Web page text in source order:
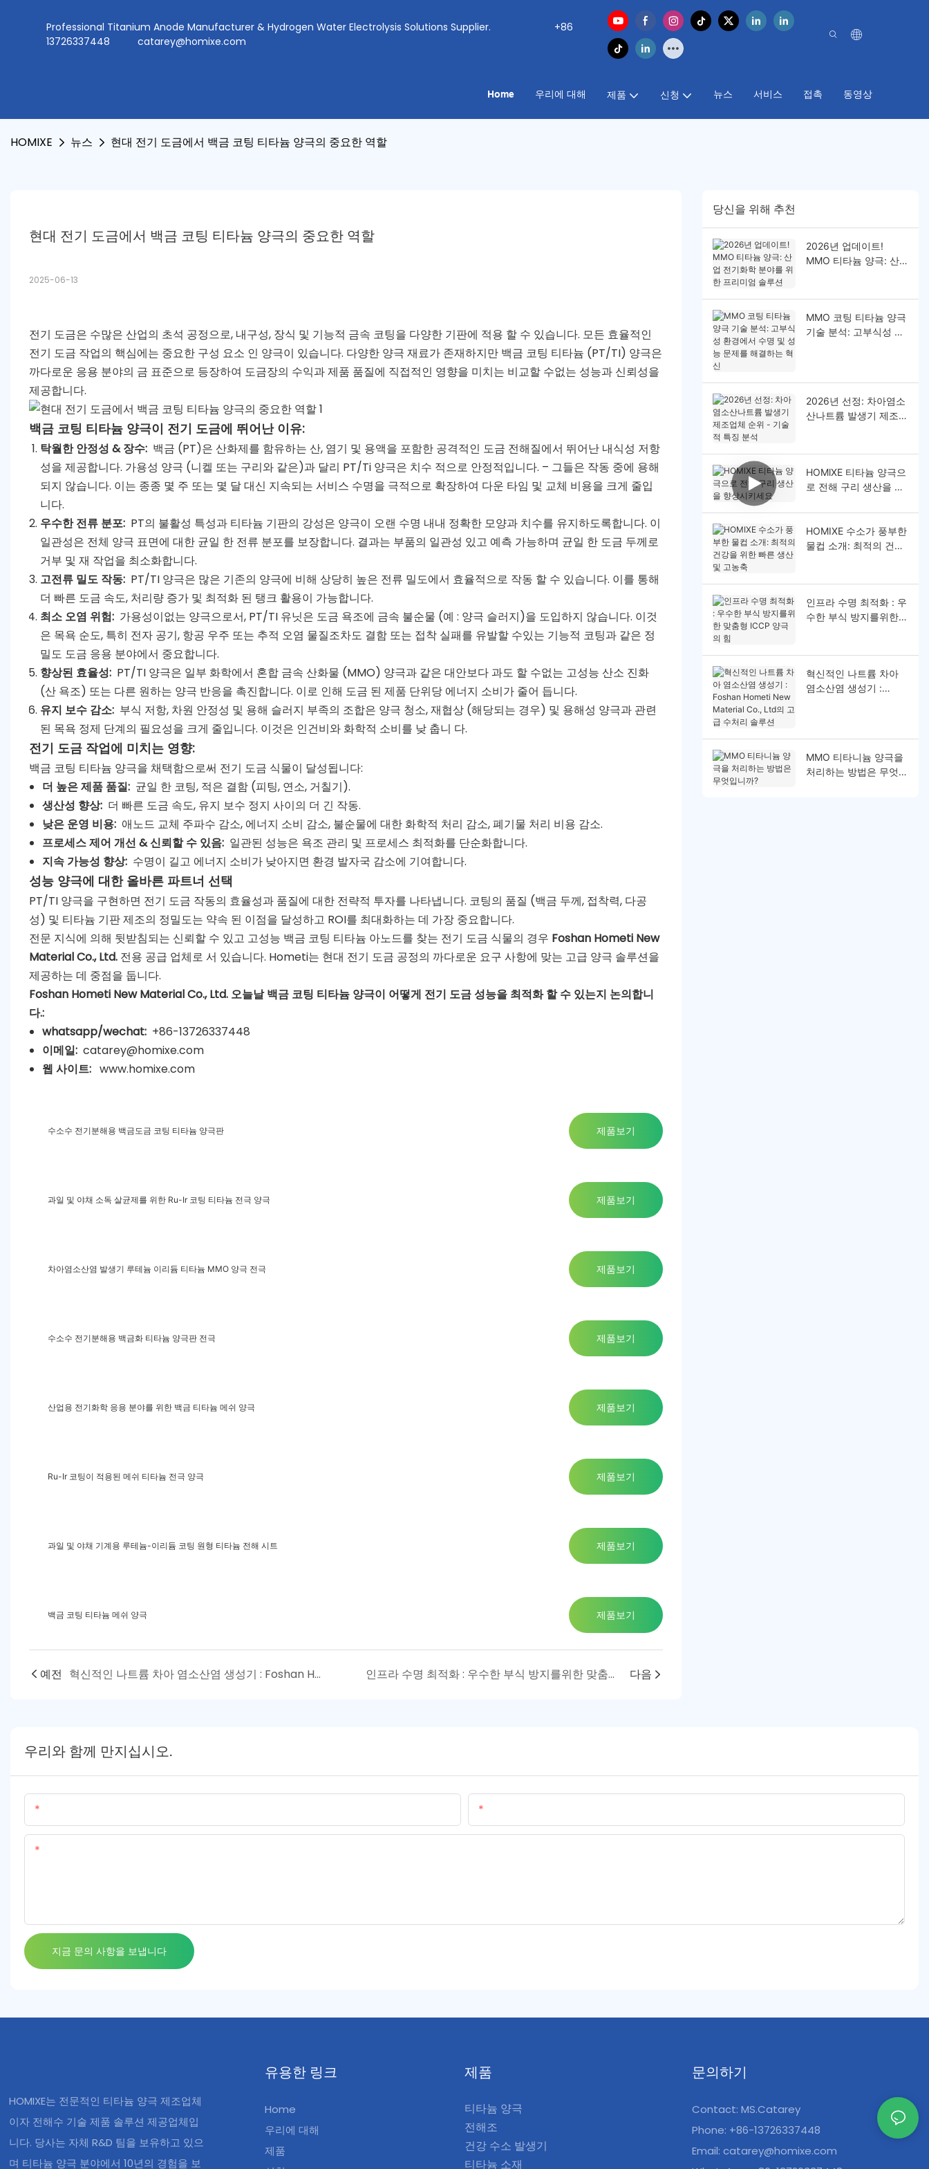
Professional Titanium Anode Manufacturer & Hydrogen Water Electrolysis Solutions Supplier.
+86
13726337448
catarey@homixe.com
Home 우리에 대해 제품 신청 뉴스 서비스 접촉 동영상
HOMIXE 뉴스 현대 전기 도금에서 백금 코팅 티타늄 양극의 중요한 역할
현대 전기 도금에서 백금 코팅 티타늄 양극의 중요한 역할
2025-06-13
전기 도금은 수많은 산업의 초석 공정으로, 내구성, 장식 및 기능적 금속 코팅을 다양한 기판에 적용 할 수 있습니다. 모든 효율적인
전기 도금 작업의 핵심에는 중요한 구성 요소 인 양극이 있습니다. 다양한 양극 재료가 존재하지만 백금 코팅 티타늄 (PT/TI) 양극은
까다로운 응용 분야의 금 표준으로 등장하여 도금장의 수익과 제품 품질에 직접적인 영향을 미치는 비교할 수없는 성능과 신뢰성을
제공합니다.
백금 코팅 티타늄 양극이 전기 도금에 뛰어난 이유:
탁월한 안정성 & 장수: 백금 (PT)은 산화제를 함유하는 산, 염기 및 용액을 포함한 공격적인 도금 전해질에서 뛰어난 내식성 저항
성을 제공합니다. 가용성 양극 (니켈 또는 구리와 같은)과 달리 PT/Ti 양극은 치수 적으로 안정적입니다. – 그들은 작동 중에 용해
되지 않습니다. 이는 종종 몇 주 또는 몇 달 대신 지속되는 서비스 수명을 극적으로 확장하여 다운 타임 및 교체 비용을 크게 줄입
니다.
우수한 전류 분포: PT의 불활성 특성과 티타늄 기판의 강성은 양극이 오랜 수명 내내 정확한 모양과 치수를 유지하도록합니다. 이
일관성은 전체 양극 표면에 대한 균일 한 전류 분포를 보장합니다. 결과는 부품의 일관성 있고 예측 가능하며 균일 한 도금 두께로
거부 및 재 작업을 최소화합니다.
고전류 밀도 작동: PT/TI 양극은 많은 기존의 양극에 비해 상당히 높은 전류 밀도에서 효율적으로 작동 할 수 있습니다. 이를 통해
더 빠른 도금 속도, 처리량 증가 및 최적화 된 탱크 활용이 가능합니다.
최소 오염 위험: 가용성이없는 양극으로서, PT/TI 유닛은 도금 욕조에 금속 불순물 (예 : 양극 슬러지)을 도입하지 않습니다. 이것
은 목욕 순도, 특히 전자 공기, 항공 우주 또는 추적 오염 물질조차도 결함 또는 접착 실패를 유발할 수있는 기능적 코팅과 같은 정
밀도 도금 응용 분야에서 중요합니다.
향상된 효율성: PT/TI 양극은 일부 화학에서 혼합 금속 산화물 (MMO) 양극과 같은 대안보다 과도 할 수없는 고성능 산소 진화
(산 욕조) 또는 다른 원하는 양극 반응을 촉진합니다. 이로 인해 도금 된 제품 단위당 에너지 소비가 줄어 듭니다.
유지 보수 감소: 부식 저항, 차원 안정성 및 용해 슬러지 부족의 조합은 양극 청소, 재협상 (해당되는 경우) 및 용해성 양극과 관련
된 목욕 정제 단계의 필요성을 크게 줄입니다. 이것은 인건비와 화학적 소비를 낮 춥니 다.
전기 도금 작업에 미치는 영향:
백금 코팅 티타늄 양극을 채택함으로써 전기 도금 식물이 달성됩니다:
더 높은 제품 품질: 균일 한 코팅, 적은 결함 (피팅, 연소, 거칠기).
생산성 향상: 더 빠른 도금 속도, 유지 보수 정지 사이의 더 긴 작동.
낮은 운영 비용: 애노드 교체 주파수 감소, 에너지 소비 감소, 불순물에 대한 화학적 처리 감소, 폐기물 처리 비용 감소.
프로세스 제어 개선 & 신뢰할 수 있음: 일관된 성능은 욕조 관리 및 프로세스 최적화를 단순화합니다.
지속 가능성 향상: 수명이 길고 에너지 소비가 낮아지면 환경 발자국 감소에 기여합니다.
성능 양극에 대한 올바른 파트너 선택
PT/TI 양극을 구현하면 전기 도금 작동의 효율성과 품질에 대한 전략적 투자를 나타냅니다. 코팅의 품질 (백금 두께, 접착력, 다공
성) 및 티타늄 기판 제조의 정밀도는 약속 된 이점을 달성하고 ROI를 최대화하는 데 가장 중요합니다.
전문 지식에 의해 뒷받침되는 신뢰할 수 있고 고성능 백금 코팅 티타늄 아노드를 찾는 전기 도금 식물의 경우 Foshan Hometi New
Material Co., Ltd. 전용 공급 업체로 서 있습니다. Hometi는 현대 전기 도금 공정의 까다로운 요구 사항에 맞는 고급 양극 솔루션을
제공하는 데 중점을 둡니다.
Foshan Hometi New Material Co., Ltd. 오늘날 백금 코팅 티타늄 양극이 어떻게 전기 도금 성능을 최적화 할 수 있는지 논의합니
다.:
whatsapp/wechat: +86-13726337448
이메일: catarey@homixe.com
웹 사이트: www.homixe.com
수소수 전기분해용 백금도금 코팅 티타늄 양극판 제품보기
과일 및 야채 소독 살균제를 위한 Ru-Ir 코팅 티타늄 전극 양극 제품보기
차아염소산염 발생기 루테늄 이리듐 티타늄 MMO 양극 전극 제품보기
수소수 전기분해용 백금화 티타늄 양극판 전극 제품보기
산업용 전기화학 응용 분야를 위한 백금 티타늄 메쉬 양극 제품보기
Ru-Ir 코팅이 적용된 메쉬 티타늄 전극 양극 제품보기
과일 및 야채 기계용 루테늄-이리듐 코팅 원형 티타늄 전해 시트 제품보기
백금 코팅 티타늄 메쉬 양극 제품보기
예전 혁신적인 나트륨 차아 염소산염 생성기 : Foshan Hometi New Material Co., Ltd의 고급 수처리 솔루션 인프라 수명 최적화 : 우수한 부식 방지를위한 맞춤형 ICCP 양극의 힘 다음
당신을 위해 추천
2026년 업데이트!
MMO 티타늄 양극: 산
MMO 코팅 티타늄 양극
기술 분석: 고부식성 환
2026년 선정: 차아염소
산나트륨 발생기 제조업
HOMlXE 티타늄 양극으
로 전해 구리 생산을 향
HOMIXE 수소가 풍부한
물컵 소개: 최적의 건강
인프라 수명 최적화 : 우
수한 부식 방지를위한
혁신적인 나트륨 차아
염소산염 생성기 :
MMO 티타니늄 양극을
처리하는 방법은 무엇입
우리와 함께 만지십시오.
지금 문의 사항을 보냅니다
HOMIXE는 전문적인 티타늄 양극 제조업체
이자 전해수 기술 제품 솔루션 제공업체입
니다. 당사는 자체 R&D 팀을 보유하고 있으
며 티타늄 양극 분야에서 10년의 경험을 보
유용한 링크
Home
우리에 대해
제품
제품
티타늄 양극
전해조
건강 수소 발생기
티타늄 소재
문의하기
Contact: MS.Catarey
Phone: +86-13726337448
Email:catarey@homixe.com